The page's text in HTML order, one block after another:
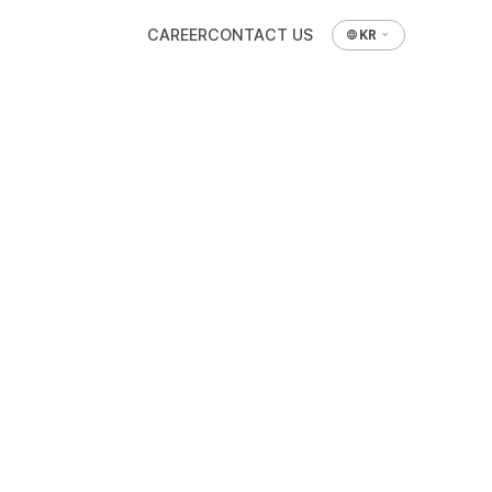
CAREERCONTACT US KR